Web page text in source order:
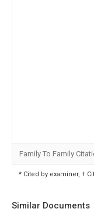
Family To Family
* Cited by examiner, †
Similar Documents